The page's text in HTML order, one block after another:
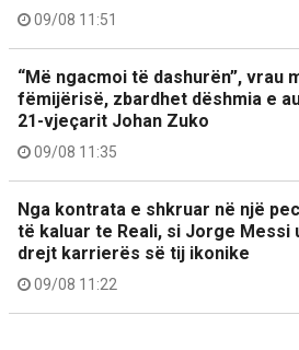
09/08 11:51
“Më ngacmoi të dashurën”, vrau
fëmijërisë, zbardhet dëshmia e
21-vjeçarit Johan Zuko
09/08 11:35
Nga kontrata e shkruar në një
të kaluar te Reali, si Jorge Messi
drejt karrierës së tij ikonike
09/08 11:22